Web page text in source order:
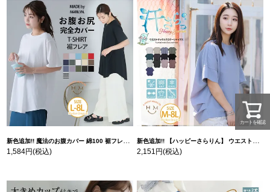
新色追加!! 魔法のお腹カバー 綿100 裾フレア Tシャツ | 大きいサイズの通販ならハッピーマリリン
1,584円(税込)
新色追加!! 【ハッピーさらりん】 ウエストタック入り スッキリ魅せ コクーントップス | 大きいサイズの通販ならハッピーマリリン
2,151円(税込)
カートを確認